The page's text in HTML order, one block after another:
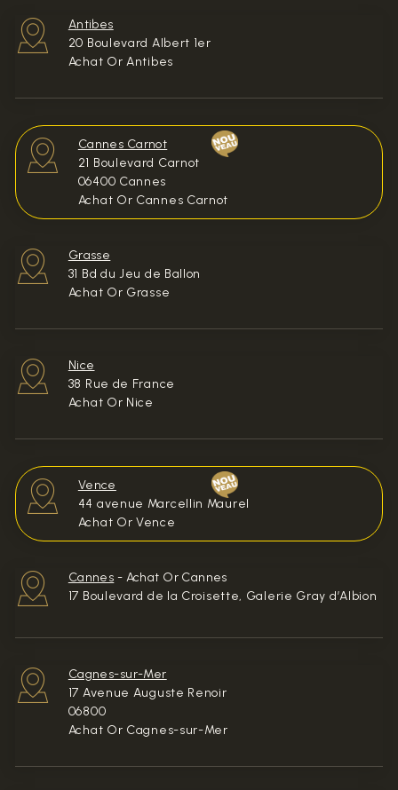
Antibes
20 Boulevard Albert 1er
Achat Or Antibes
Cannes Carnot
21 Boulevard Carnot
06400 Cannes
Achat Or Cannes Carnot
Grasse
31 Bd du Jeu de Ballon
Achat Or Grasse
Nice
38 Rue de France
Achat Or Nice
Vence
44 avenue Marcellin Maurel
Achat Or Vence
Cannes - Achat Or Cannes
17 Boulevard de la Croisette, Galerie Gray d’Albion
Cagnes-sur-Mer
17 Avenue Auguste Renoir
06800
Achat Or Cagnes-sur-Mer